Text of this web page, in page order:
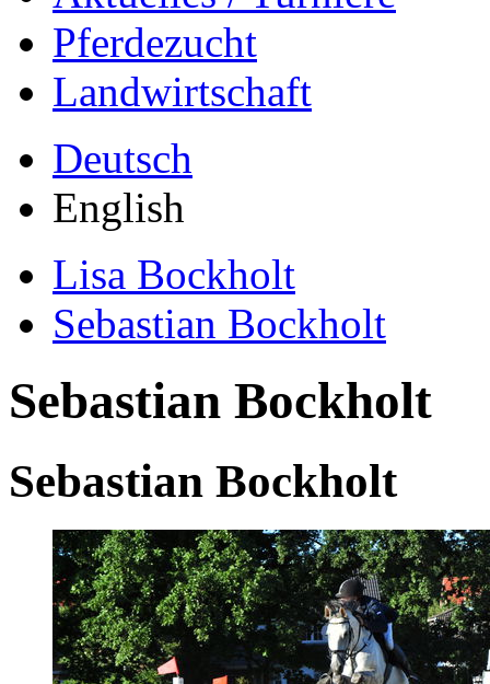
Pferdezucht
Landwirtschaft
Deutsch
English
Lisa Bockholt
Sebastian Bockholt
Sebastian Bockholt
Sebastian Bockholt